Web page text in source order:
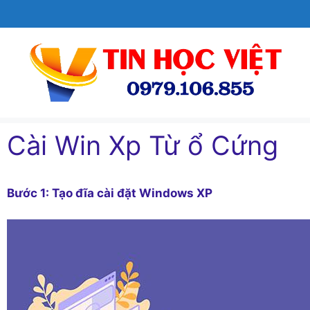
đến
Cài Win Xp Từ ổ Cứng
Bước 1: Tạo đĩa cài đặt Windows XP